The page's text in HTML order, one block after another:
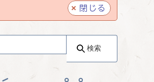
閉じる
検索